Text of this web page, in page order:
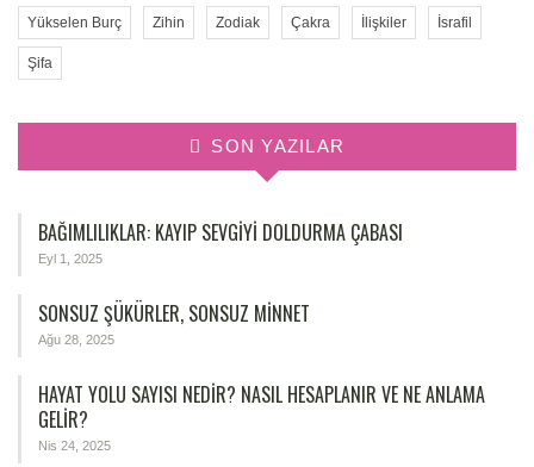
Yükselen Burç Zihin Zodiak Çakra İlişkiler İsrafil
Şifa
SON YAZILAR
BAĞIMLILIKLAR: KAYIP SEVGIYI DOLDURMA ÇABASI
Eyl 1, 2025
SONSUZ ŞÜKÜRLER, SONSUZ MINNET
Ağu 28, 2025
HAYAT YOLU SAYISI NEDIR? NASIL HESAPLANIR VE NE ANLAMA
GELIR?
Nis 24, 2025